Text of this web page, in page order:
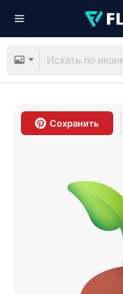
Сохранить